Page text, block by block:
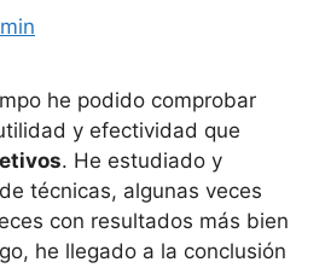
he podido comprobar
y efectividad que
. He estudiado y
técnicas, algunas veces
con resultados más bien
he llegado a la conclusión